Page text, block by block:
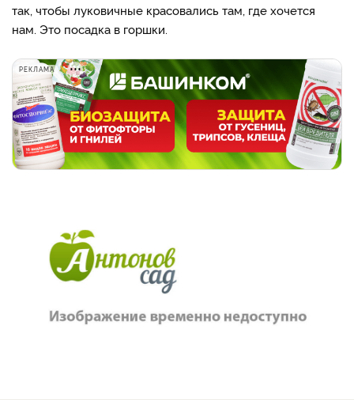
так, чтобы луковичные красовались там, где хочется
нам. Это посадка в горшки.
РЕКЛАМА